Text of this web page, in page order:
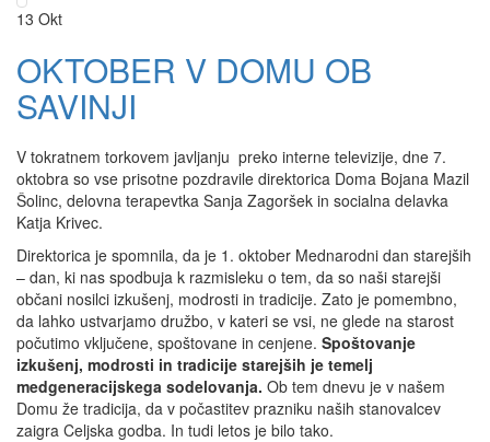
13 Okt
OKTOBER V DOMU OB
SAVINJI
V tokratnem torkovem javljanju preko interne televizije, dne 7.
oktobra so vse prisotne pozdravile direktorica Doma Bojana Mazil
Šolinc, delovna terapevtka Sanja Zagoršek in socialna delavka
Katja Krivec.
Direktorica je spomnila, da je 1. oktober Mednarodni dan starejših
– dan, ki nas spodbuja k razmisleku o tem, da so naši starejši
občani nosilci izkušenj, modrosti in tradicije. Zato je pomembno,
da lahko ustvarjamo družbo, v kateri se vsi, ne glede na starost
počutimo vključene, spoštovane in cenjene. Spoštovanje
izkušenj, modrosti in tradicije starejših je temelj
medgeneracijskega sodelovanja. Ob tem dnevu je v našem
Domu že tradicija, da v počastitev prazniku naših stanovalcev
zaigra Celjska godba. In tudi letos je bilo tako.